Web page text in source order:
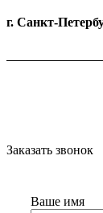
г. Санкт-
Заказать звонок
Ваше имя